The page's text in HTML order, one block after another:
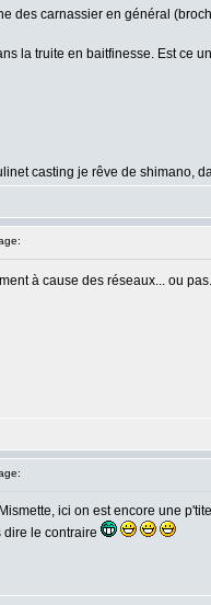
des carnassier en général
la truite en baitfinesse. Est ce
casting je rêve de shimano,
à cause des réseaux... ou
ici on est encore une
dire le contraire